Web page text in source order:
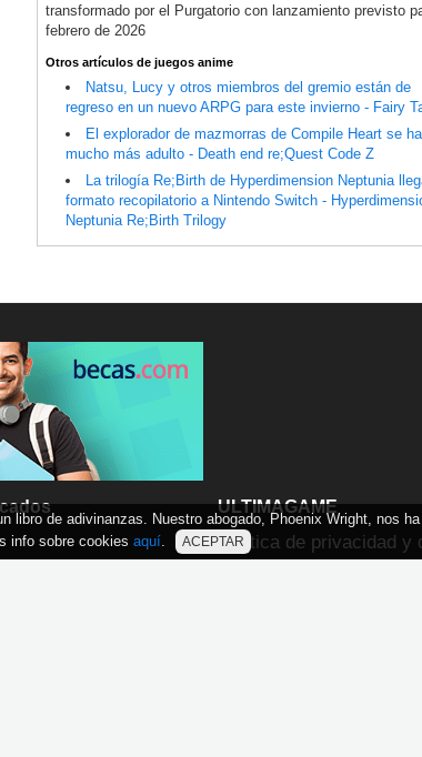
transformado por el Purgatorio con lanzamiento previsto
febrero de 2026
Otros artículos de juegos anime
Natsu, Lucy y otros miembros del gremio están de
regreso en un nuevo ARPG para este invierno - Fairy
El explorador de mazmorras de Compile Heart se
mucho más adulto - Death end re;Quest Code Z
La trilogía Re;Birth de Hyperdimension Neptunia
formato recopilatorio a Nintendo Switch -
Neptunia Re;Birth Trilogy
ULTIMAGAME
Política de privacidad y
uso
de adivinanzas. Nuestro abogado, Phoenix Wright, nos ha
info sobre cookies aquí. ACEPTAR